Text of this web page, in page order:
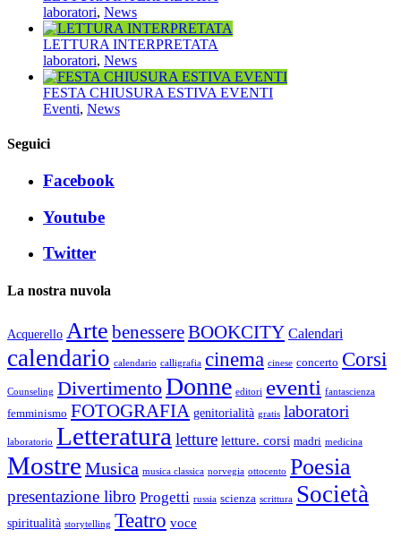
laboratori, News
LETTURA INTERPRETATA
laboratori, News
FESTA CHIUSURA ESTIVA EVENTI
Eventi, News
Seguici
Facebook
Youtube
Twitter
La nostra nuvola
Acquerello Arte benessereBOOKCITY Calendari
calendario calendario calligrafia cinema cinese concerto Corsi
Counseling DivertimentoDonne editori eventi fantascienza
femminismo FOTOGRAFIA genitorialità gratis laboratori
laboratorio Letteratura letture letture. corsi madri medicina
Mostre Musica musica classica norvegia ottocento Poesia
presentazione libro Progetti russia scienza scrittura Società
spiritualità storytelling Teatro voce